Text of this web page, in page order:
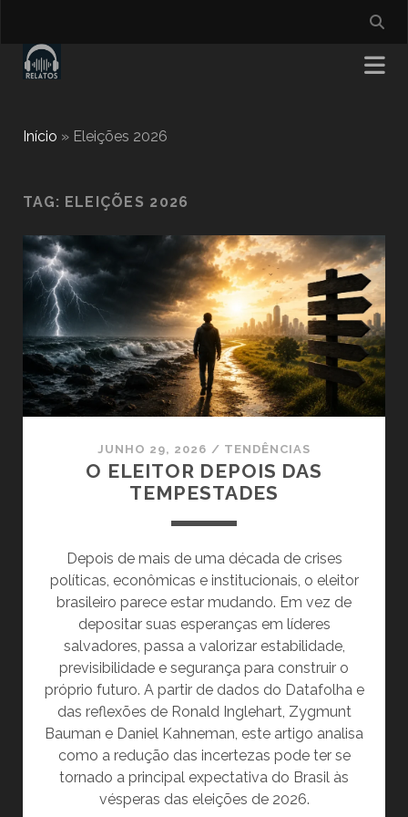
Início » Eleições 2026
TAG: ELEIÇÕES 2026
JUNHO 29, 2026 / TENDÊNCIAS
O ELEITOR DEPOIS DAS
TEMPESTADES
Depois de mais de uma década de crises
políticas, econômicas e institucionais, o eleitor
brasileiro parece estar mudando. Em vez de
depositar suas esperanças em líderes
salvadores, passa a valorizar estabilidade,
previsibilidade e segurança para construir o
próprio futuro. A partir de dados do Datafolha e
das reflexões de Ronald Inglehart, Zygmunt
Bauman e Daniel Kahneman, este artigo analisa
como a redução das incertezas pode ter se
tornado a principal expectativa do Brasil às
vésperas das eleições de 2026.